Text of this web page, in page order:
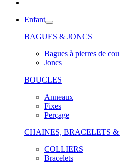
Enfant
BAGUES & JONCS
Bagues à pierres de
Joncs
BOUCLES
Anneaux
Fixes
Perçage
CHAINES, BRACELETS
COLLIERS
Bracelets